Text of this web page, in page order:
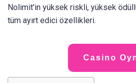
Nolimit'in yüksek riskli, yüksek
tüm ayırt edici özellikleri.
Casino